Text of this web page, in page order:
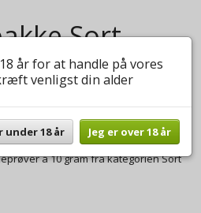
Sort
á 10 gram fra kategorien Sort
år for at handle på vores
venligst din alder
under 18 år Jeg er over 18 år